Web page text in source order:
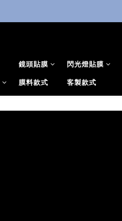
鏡頭貼膜 閃光燈貼膜
膜料款式 客製款式